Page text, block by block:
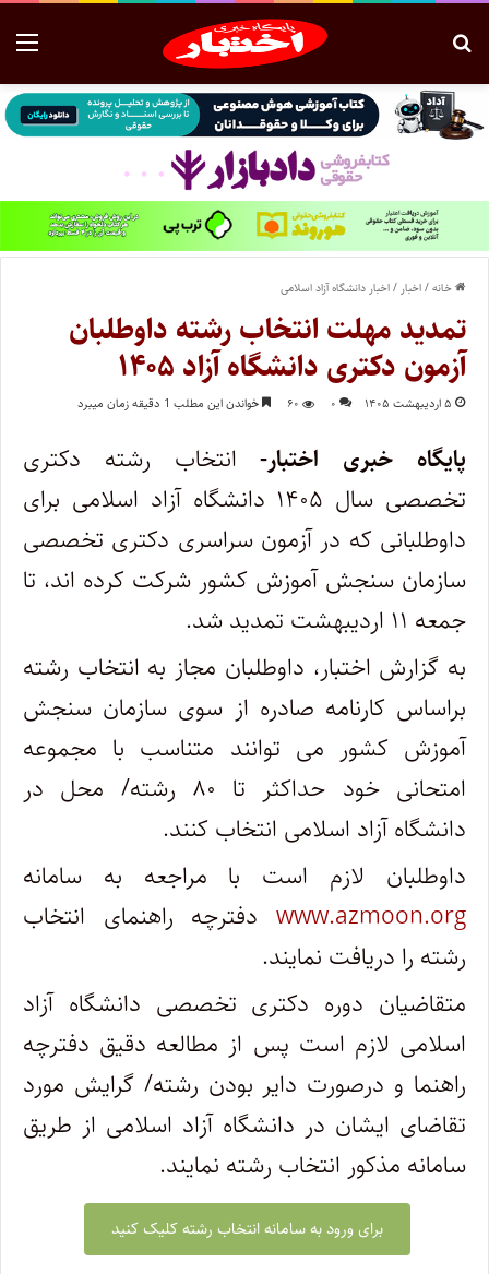
خانه/اخبار /اخبار دانشگاه آزاد اسلامی
تمدید مهلت انتخاب رشته داوطلبان
آزمون دکتری دانشگاه آزاد ۱۴۰۵
۵ اردیبهشت ۱۴۰۵ ۰ ۶۰ خواندن این مطلب 1 دقیقه زمان میبرد
پایگاه خبری اختبار-انتخاب رشته دکتری
تخصصی سال ۱۴۰۵ دانشگاه آزاد اسلامی برای
داوطلبانی که در آزمون سراسری دکتری تخصصی
سازمان سنجش آموزش کشور شرکت کرده اند، تا
جمعه ۱۱ اردیبهشت تمدید شد.
به گزارش اختبار، داوطلبان مجاز به انتخاب رشته
براساس کارنامه صادره از سوی سازمان سنجش
آموزش کشور می توانند متناسب با مجموعه
امتحانی خود حداکثر تا ۸۰ رشته/ محل در
دانشگاه آزاد اسلامی انتخاب کنند.
داوطلبان لازم است با مراجعه به سامانه
www.azmoon.org دفترچه راهنمای انتخاب
رشته را دریافت نمایند.
متقاضیان دوره دکتری تخصصی دانشگاه آزاد
اسلامی لازم است پس از مطالعه دقیق دفترچه
راهنما و درصورت دایر بودن رشته/ گرایش مورد
تقاضای ایشان در دانشگاه آزاد اسلامی از طریق
سامانه مذکور انتخاب رشته نمایند.
برای ورود به سامانه انتخاب رشته کلیک کنید